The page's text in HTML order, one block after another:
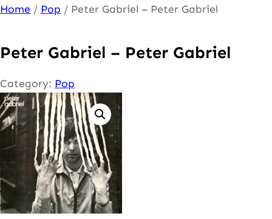
Ga
de
inhoud
Home / Pop / Peter Gabriel – Peter Gabriel
Peter Gabriel – Peter Gabriel
Category: Pop